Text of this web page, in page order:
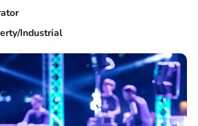
aplikację:
Industrial